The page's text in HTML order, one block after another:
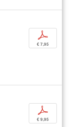
p
€ 7,95
p
€ 9,95